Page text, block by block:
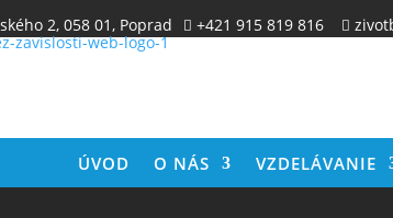
2, 058 01, Poprad  +421 915 819 816 
ÚVOD O NÁS VZDELÁVANIE